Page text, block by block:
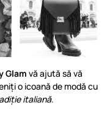
Glam vă ajută să vă
o icoană de modă cu
italiană.